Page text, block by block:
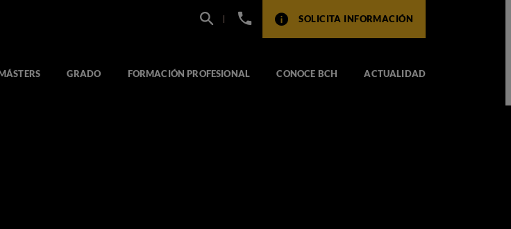
+34
SOLICITA INFORMACIÓN
GRADO FORMACIÓN PROFESIONAL CONOCE BCH ACTUALIDAD